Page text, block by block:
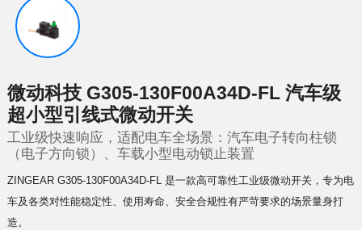
超小型引线式微动开关
（电子方向锁）、车载小型电动锁止装置
ZINGEAR
造。